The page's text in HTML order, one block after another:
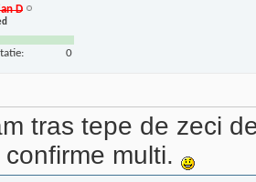
D
0
tras tepe de zeci
multi.